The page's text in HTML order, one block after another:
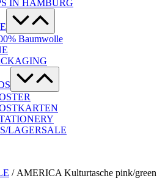
IN HAMBURG
Menü-
Schalter
Baumwolle
Menü-
Schalter
LAGERSALE
/ AMERICA Kulturtasche pink/green